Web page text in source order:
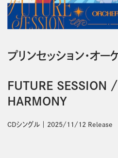
プリンセッション・オー
FUTURE SESSION
HARMONY
CDシングル 2025/11/12 Release